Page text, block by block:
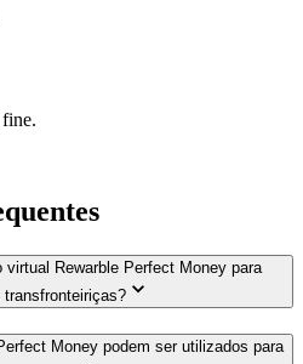
Rewarble Perfect Money para
Money podem ser utilizados para